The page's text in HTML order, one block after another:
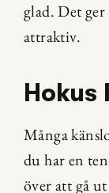
glad. Det
attraktiv.
Hokus
Många
du har en
över att gå